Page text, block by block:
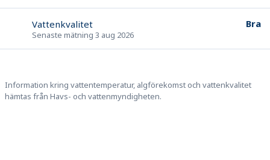
Vattenkvalitet
Senaste mätning 3 aug 2026
Bra
Information kring vattentemperatur, algförekomst och vattenkvalitet
hämtas från Havs- och vattenmyndigheten.